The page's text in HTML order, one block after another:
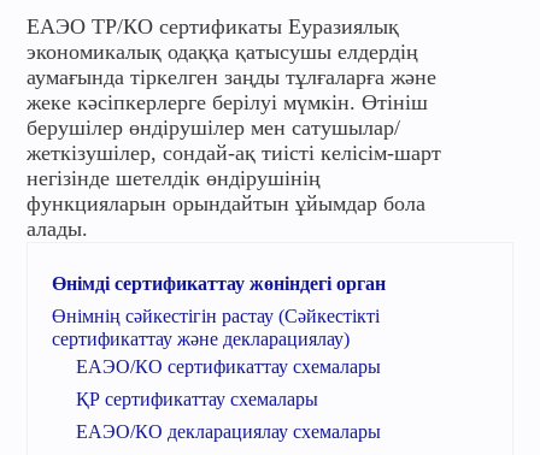
ЕАЭО ТР/КО сертификаты Еуразиялық
экономикалық одаққа қатысушы елдердің
аумағында тіркелген заңды тұлғаларға және
жеке кәсіпкерлерге берілуі мүмкін. Өтініш
берушілер өндірушілер мен сатушылар/
жеткізушілер, сондай-ақ тиісті келісім-шарт
негізінде шетелдік өндірушінің
функцияларын орындайтын ұйымдар бола
алады.
Өнімді сертификаттау жөніндегі орган
Өнімнің сәйкестігін растау (Сәйкестікті
сертификаттау және декларациялау)
ЕАЭО/КО сертификаттау схемалары
ҚР сертификаттау схемалары
ЕАЭО/КО декларациялау схемалары